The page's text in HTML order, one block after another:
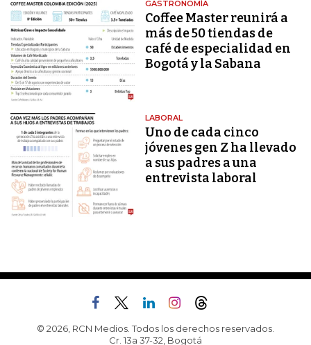
GASTRONOMÍA
Coffee Master reunirá a
más de 50 tiendas de
café de especialidad en
Bogotá y la Sabana
LABORAL
Uno de cada cinco
jóvenes gen Z ha llevado
a sus padres a una
entrevista laboral
© 2026, RCN Medios. Todos los derechos reservados.
Cr. 13a 37-32, Bogotá